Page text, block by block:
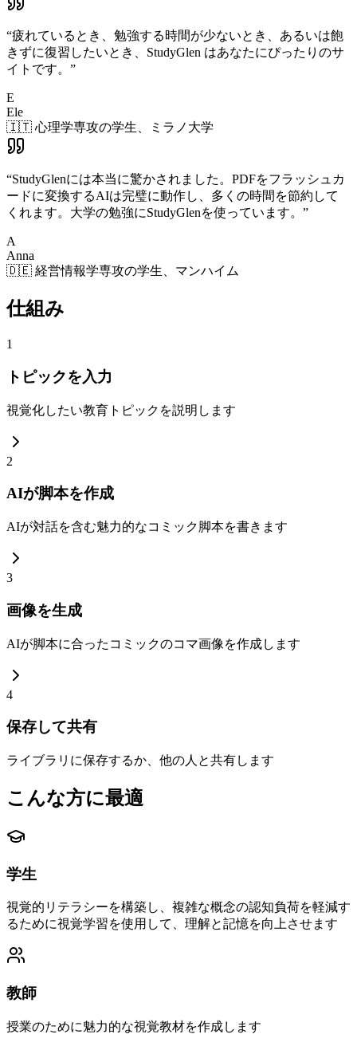
“疲れているとき、勉強する時間が少ないとき、あるいは飽
きずに復習したいとき、StudyGlen はあなたにぴったりのサ
イトです。 ”
E
Ele
🇮🇹 心理学専攻の学生、ミラノ大学
“StudyGlenには本当に驚かされました。PDFをフラッシュカ
ードに変換するAIは完璧に動作し、多くの時間を節約して
くれます。大学の勉強にStudyGlenを使っています。 ”
A
Anna
🇩🇪 経営情報学専攻の学生、マンハイム
仕組み
1
トピックを入力
視覚化したい教育トピックを説明します
2
AIが脚本を作成
AIが対話を含む魅力的なコミック脚本を書きます
3
画像を生成
AIが脚本に合ったコミックのコマ画像を作成します
4
保存して共有
ライブラリに保存するか、他の人と共有します
こんな方に最適
学生
視覚的リテラシーを構築し、複雑な概念の認知負荷を軽減す
るために視覚学習を使用して、理解と記憶を向上させます
教師
授業のために魅力的な視覚教材を作成します